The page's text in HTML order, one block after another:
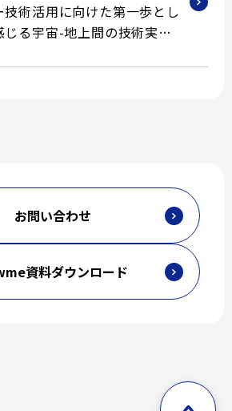
術活用に向けた第一歩とし
る宇宙-地上間の技術実証
avatar 宇宙を身近に
お問い合わせ
資料ダウンロード